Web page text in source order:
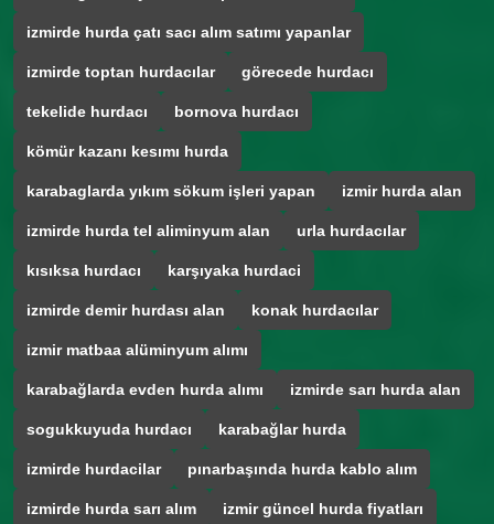
izmirde hurda çatı sacı alım satımı yapanlar
izmirde toptan hurdacılar görecede hurdacı
tekelide hurdacı bornova hurdacı
kömür kazanı kesımı hurda
karabaglarda yıkım sökum işleri yapan izmir hurda alan
izmirde hurda tel aliminyum alan urla hurdacılar
kısıksa hurdacı karşıyaka hurdaci
izmirde demir hurdası alan konak hurdacılar
izmir matbaa alüminyum alımı
karabağlarda evden hurda alımı izmirde sarı hurda alan
sogukkuyuda hurdacı karabağlar hurda
izmirde hurdacilar pınarbaşında hurda kablo alım
izmirde hurda sarı alım izmir güncel hurda fiyatları